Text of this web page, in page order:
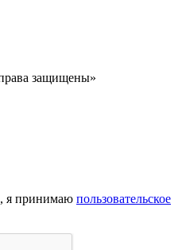
защищены»
я принимаю пользовательское